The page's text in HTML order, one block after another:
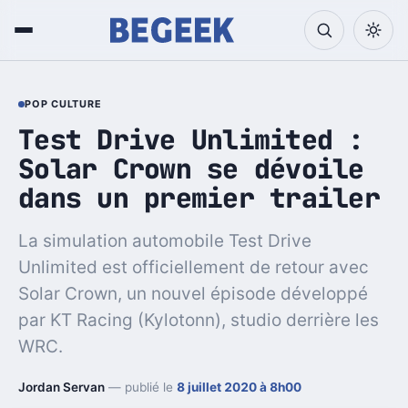
POP CULTURE
Test Drive Unlimited :
Solar Crown se dévoile
dans un premier trailer
La simulation automobile Test Drive
Unlimited est officiellement de retour avec
Solar Crown, un nouvel épisode développé
par KT Racing (Kylotonn), studio derrière les
WRC.
Jordan Servan — publié le 8 juillet 2020 à 8h00